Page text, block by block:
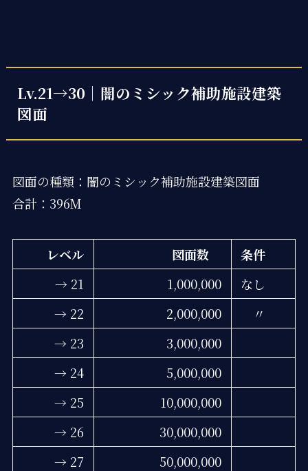
Lv.21→30｜闇のミシック補助施設建築
図面
図面の種類：闇のミシック補助施設建築図面
合計：396M
レベル 図面数
条件
→ 21
1,000,000
なし
→ 22
2,000,000
〃
→ 23
3,000,000
→ 24
5,000,000
→ 25
10,000,000
→ 26
30,000,000
→ 27
50,000,000